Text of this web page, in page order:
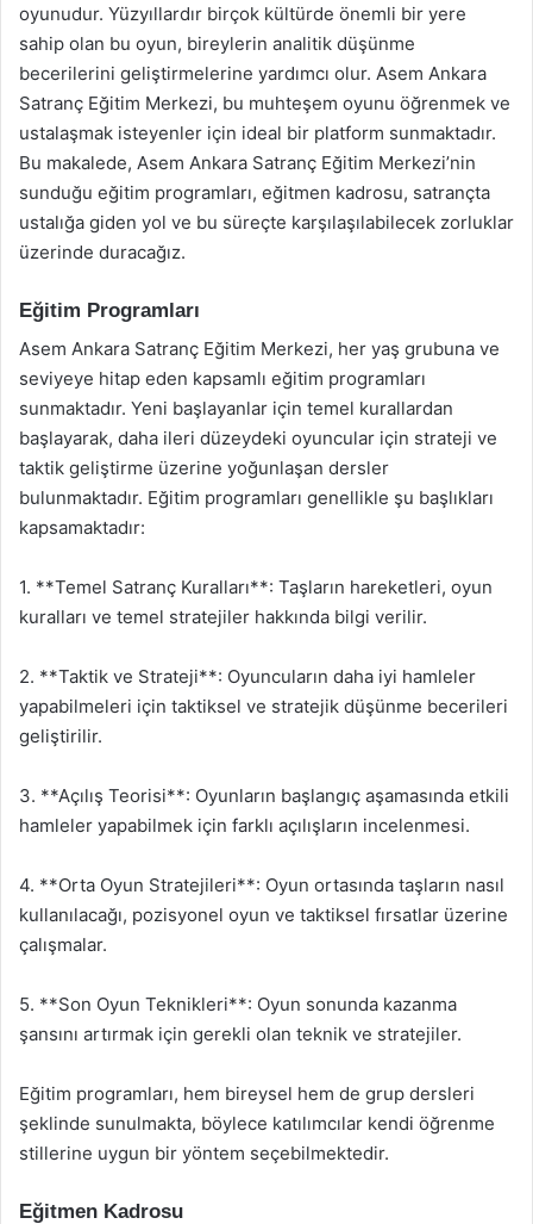
oyunudur. Yüzyıllardır birçok kültürde önemli bir yere
sahip olan bu oyun, bireylerin analitik düşünme
becerilerini geliştirmelerine yardımcı olur. Asem Ankara
Satranç Eğitim Merkezi, bu muhteşem oyunu öğrenmek ve
ustalaşmak isteyenler için ideal bir platform sunmaktadır.
Bu makalede, Asem Ankara Satranç Eğitim Merkezi’nin
sunduğu eğitim programları, eğitmen kadrosu, satrançta
ustalığa giden yol ve bu süreçte karşılaşılabilecek zorluklar
üzerinde duracağız.
Eğitim Programları
Asem Ankara Satranç Eğitim Merkezi, her yaş grubuna ve
seviyeye hitap eden kapsamlı eğitim programları
sunmaktadır. Yeni başlayanlar için temel kurallardan
başlayarak, daha ileri düzeydeki oyuncular için strateji ve
taktik geliştirme üzerine yoğunlaşan dersler
bulunmaktadır. Eğitim programları genellikle şu başlıkları
kapsamaktadır:
1. **Temel Satranç Kuralları**: Taşların hareketleri, oyun
kuralları ve temel stratejiler hakkında bilgi verilir.
2. **Taktik ve Strateji**: Oyuncuların daha iyi hamleler
yapabilmeleri için taktiksel ve stratejik düşünme becerileri
geliştirilir.
3. **Açılış Teorisi**: Oyunların başlangıç aşamasında etkili
hamleler yapabilmek için farklı açılışların incelenmesi.
4. **Orta Oyun Stratejileri**: Oyun ortasında taşların nasıl
kullanılacağı, pozisyonel oyun ve taktiksel fırsatlar üzerine
çalışmalar.
5. **Son Oyun Teknikleri**: Oyun sonunda kazanma
şansını artırmak için gerekli olan teknik ve stratejiler.
Eğitim programları, hem bireysel hem de grup dersleri
şeklinde sunulmakta, böylece katılımcılar kendi öğrenme
stillerine uygun bir yöntem seçebilmektedir.
Eğitmen Kadrosu